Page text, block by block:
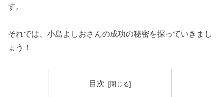
す。
それでは、小島よしおさんの成功の秘密を探っていきまし
ょう！
目次